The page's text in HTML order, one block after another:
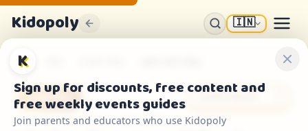
Kidopoly 🇮🇳
होम
प्राचीन मिस्र
K
Sign up for discounts, free content and
free weekly events guides
Join parents and educators who use Kidopoly